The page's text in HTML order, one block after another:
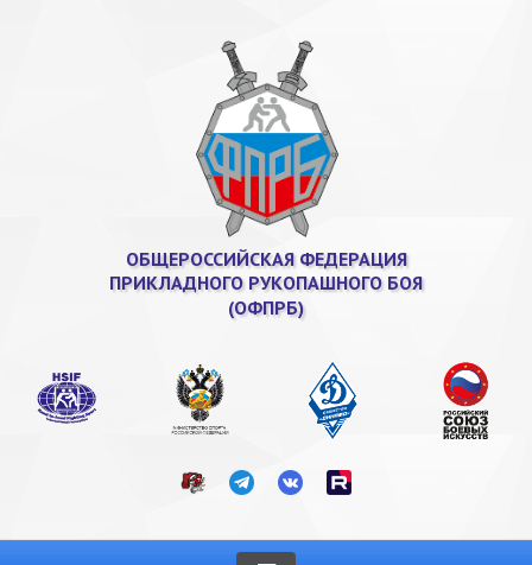
ОБЩЕРОССИЙСКАЯ ФЕДЕРАЦИЯ
ПРИКЛАДНОГО РУКОПАШНОГО БОЯ
(ОФПРБ)